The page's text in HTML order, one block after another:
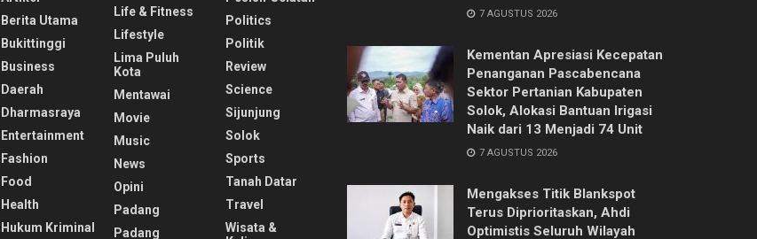
Berita Utama
Bukittinggi
Business
Daerah
Dharmasraya
Entertainment
Fashion
Food
Health
Hukum Kriminal
Life & Fitness
Lifestyle
Lima Puluh
Kota
Mentawai
Movie
Music
News
Opini
Padang
Padang
Politics
Politik
Review
Science
Sijunjung
Solok
Sports
Tanah Datar
Travel
Wisata &
7 AGUSTUS 2026
Kementan Apresiasi Kecepatan
Penanganan Pascabencana
Sektor Pertanian Kabupaten
Solok, Alokasi Bantuan Irigasi
Naik dari 13 Menjadi 74 Unit
7 AGUSTUS 2026
Mengakses Titik Blankspot
Terus Diprioritaskan, Ahdi
Optimistis Seluruh Wilayah